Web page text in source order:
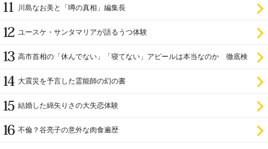
川島なお美と「噂の真相」編集長
ユースケ・サンタマリアが語るうつ体験
高市首相の「休んでない」「寝てない」アピールは本当なのか 徹底検
大震災を予言した霊能師の幻の書
結婚した綿矢りさの大失恋体験
不倫？谷亮子の意外な肉食遍歴